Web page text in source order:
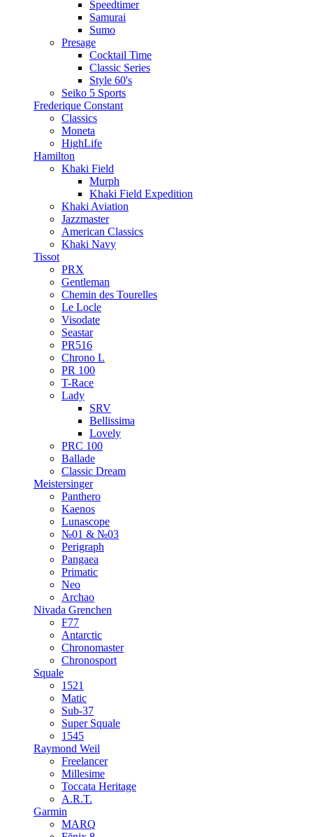
Speedtimer
Samurai
Sumo
Presage
Cocktail Time
Classic Series
Style 60's
Seiko 5 Sports
Frederique Constant
Classics
Moneta
HighLife
Hamilton
Khaki Field
Murph
Khaki Field Expedition
Khaki Aviation
Jazzmaster
American Classics
Khaki Navy
Tissot
PRX
Gentleman
Chemin des Tourelles
Le Locle
Visodate
Seastar
PR516
Chrono L
PR 100
T-Race
Lady
SRV
Bellissima
Lovely
PRC 100
Ballade
Classic Dream
Meistersinger
Panthero
Kaenos
Lunascope
№01 & №03
Perigraph
Pangaea
Primatic
Neo
Archao
Nivada Grenchen
F77
Antarctic
Chronomaster
Chronosport
Squale
1521
Matic
Sub-37
Super Squale
1545
Raymond Weil
Freelancer
Millesime
Toccata Heritage
A.R.T.
Garmin
MARQ